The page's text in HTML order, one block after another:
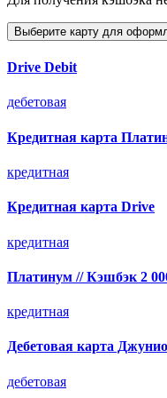
Выберите карту для
Drive Debit
дебетовая
Кредитная карта
кредитная
Кредитная карта Drive
кредитная
Платинум // Кэшбэк 2
кредитная
Дебетовая карта
дебетовая